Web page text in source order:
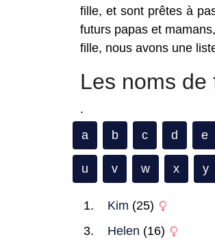
fille, et sont prêtes à
futurs papas et
fille, nous avons une
Les noms de
.
a
b c d e
u v w x y
Kim (25)
Helen (16)